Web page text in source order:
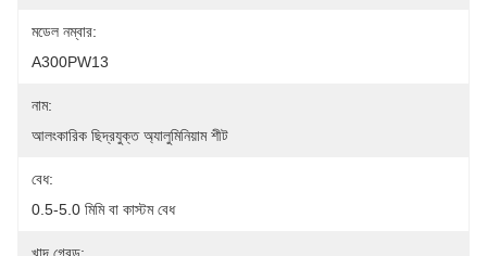
মডেল নম্বার:
A300PW13
নাম:
আলংকারিক ছিদ্রযুক্ত অ্যালুমিনিয়াম শীট
বেধ:
0.5-5.0 মিমি বা কাস্টম বেধ